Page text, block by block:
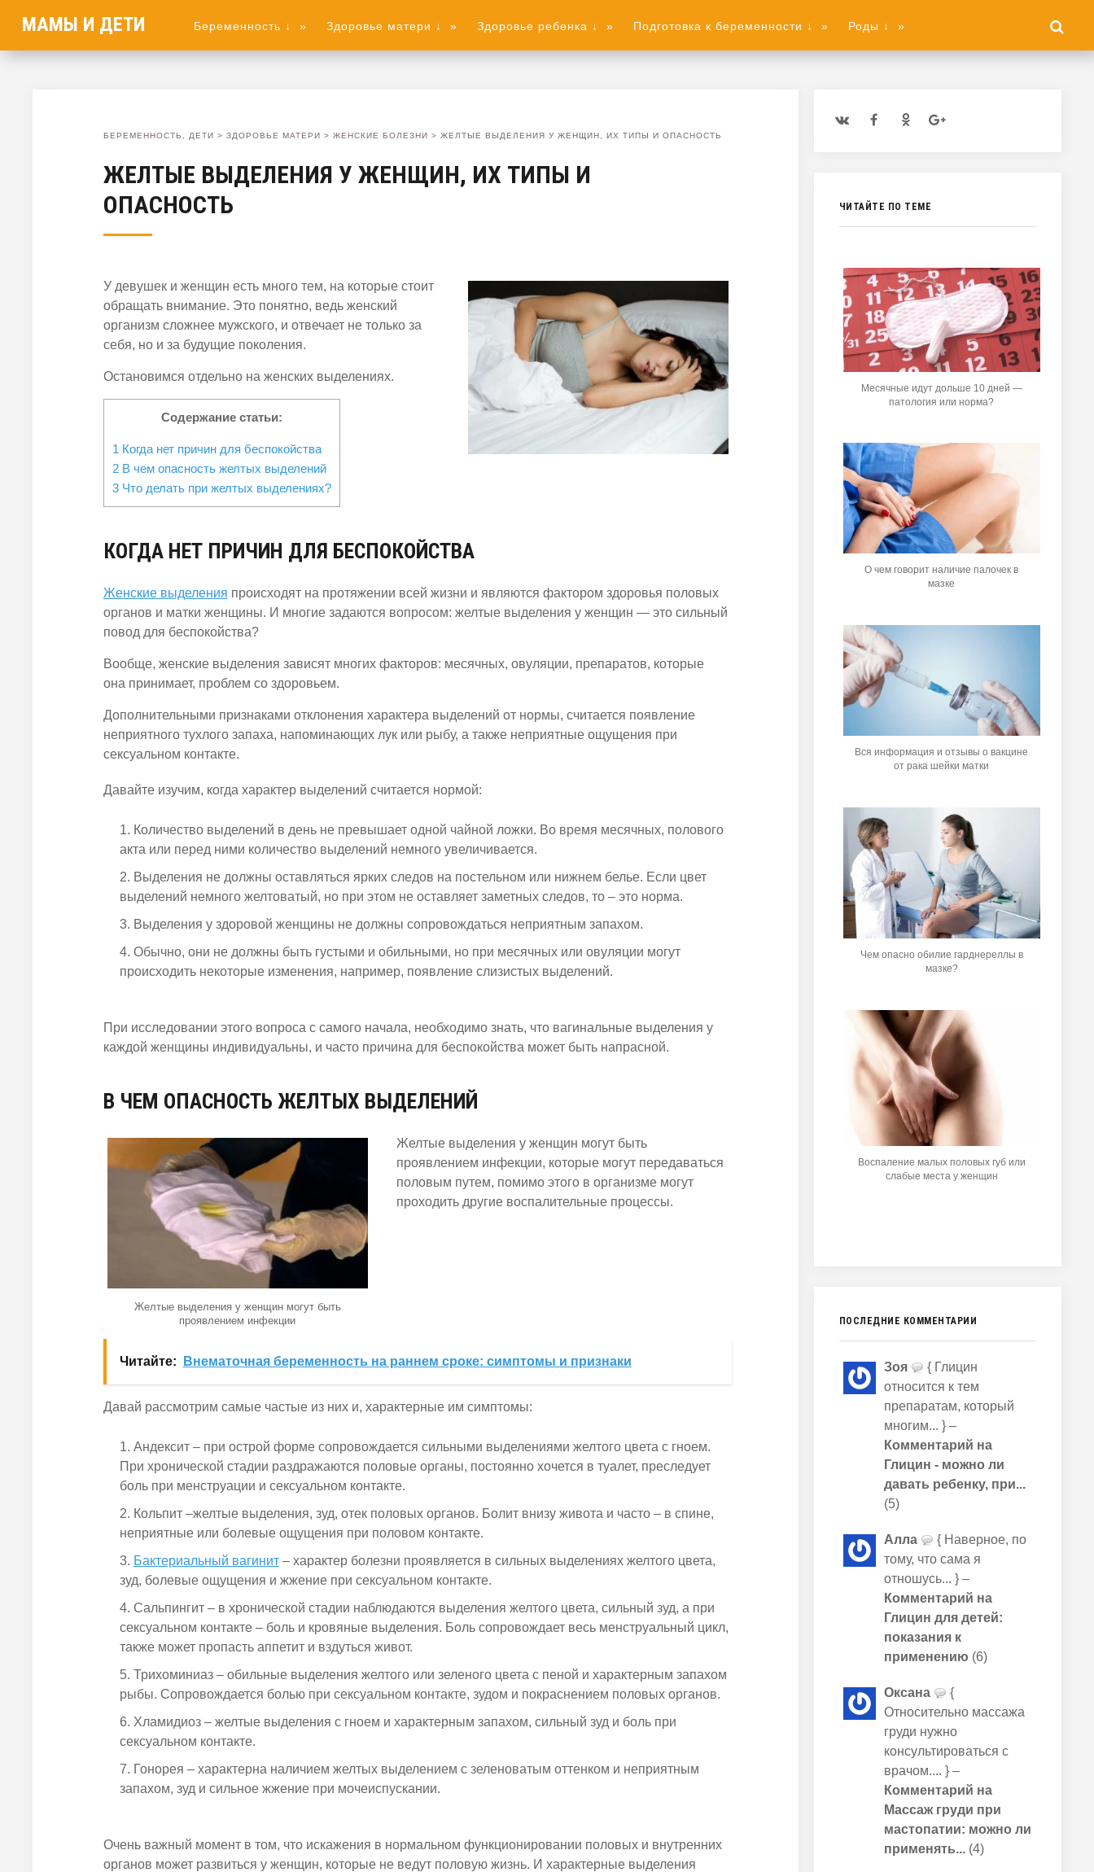
МАМЫ И ДЕТИ Беременность ↓ » Здоровье матери ↓ » Здоровье ребенка ↓ » Подготовка к беременности ↓ » Роды ↓ »
БЕРЕМЕННОСТЬ, ДЕТИ > ЗДОРОВЬЕ МАТЕРИ > ЖЕНСКИЕ БОЛЕЗНИ > ЖЕЛТЫЕ ВЫДЕЛЕНИЯ У ЖЕНЩИН, ИХ ТИПЫ И ОПАСНОСТЬ
ЖЕЛТЫЕ ВЫДЕЛЕНИЯ У ЖЕНЩИН, ИХ ТИПЫ И
ОПАСНОСТЬ
У девушек и женщин есть много тем, на которые стоит
обращать внимание. Это понятно, ведь женский
организм сложнее мужского, и отвечает не только за
себя, но и за будущие поколения.
Остановимся отдельно на женских выделениях.
Содержание статьи:
1 Когда нет причин для беспокойства
2В чем опасность желтых выделений
3Что делать при желтых выделениях?
КОГДА НЕТ ПРИЧИН ДЛЯ БЕСПОКОЙСТВА
Женские выделения происходят на протяжении всей жизни и являются фактором здоровья половых
органов и матки женщины. И многие задаются вопросом: желтые выделения у женщин — это сильный
повод для беспокойства?
Вообще, женские выделения зависят многих факторов: месячных, овуляции, препаратов, которые
она принимает, проблем со здоровьем.
Дополнительными признаками отклонения характера выделений от нормы, считается появление
неприятного тухлого запаха, напоминающих лук или рыбу, а также неприятные ощущения при
сексуальном контакте.
Давайте изучим, когда характер выделений считается нормой:
Количество выделений в день не превышает одной чайной ложки. Во время месячных, полового
акта или перед ними количество выделений немного увеличивается.
Выделения не должны оставляться ярких следов на постельном или нижнем белье. Если цвет
выделений немного желтоватый, но при этом не оставляет заметных следов, то – это норма.
Выделения у здоровой женщины не должны сопровождаться неприятным запахом.
Обычно, они не должны быть густыми и обильными, но при месячных или овуляции могут
происходить некоторые изменения, например, появление слизистых выделений.
При исследовании этого вопроса с самого начала, необходимо знать, что вагинальные выделения у
каждой женщины индивидуальны, и часто причина для беспокойства может быть напрасной.
В ЧЕМ ОПАСНОСТЬ ЖЕЛТЫХ ВЫДЕЛЕНИЙ
Желтые выделения у женщин могут быть
проявлением инфекции
Желтые выделения у женщин могут быть
проявлением инфекции, которые могут передаваться
половым путем, помимо этого в организме могут
проходить другие воспалительные процессы.
Читайте: Внематочная беременность на раннем сроке: симптомы и признаки
Давай рассмотрим самые частые из них и, характерные им симптомы:
Андексит – при острой форме сопровождается сильными выделениями желтого цвета с гноем.
При хронической стадии раздражаются половые органы, постоянно хочется в туалет, преследует
боль при менструации и сексуальном контакте.
Кольпит –желтые выделения, зуд, отек половых органов. Болит внизу живота и часто – в спине,
неприятные или болевые ощущения при половом контакте.
Бактериальный вагинит– характер болезни проявляется в сильных выделениях желтого цвета,
зуд, болевые ощущения и жжение при сексуальном контакте.
Сальпингит – в хронической стадии наблюдаются выделения желтого цвета, сильный зуд, а при
сексуальном контакте – боль и кровяные выделения. Боль сопровождает весь менструальный цикл,
также может пропасть аппетит и вздуться живот.
Трихоминиаз – обильные выделения желтого или зеленого цвета с пеной и характерным запахом
рыбы. Сопровождается болью при сексуальном контакте, зудом и покраснением половых органов.
Хламидиоз – желтые выделения с гноем и характерным запахом, сильный зуд и боль при
сексуальном контакте.
Гонорея – характерна наличием желтых выделением с зеленоватым оттенком и неприятным
запахом, зуд и сильное жжение при мочеиспускании.
Очень важный момент в том, что искажения в нормальном функционировании половых и внутренних
органов может развиться у женщин, которые не ведут половую жизнь. И характерные выделения
ЧИТАЙТЕ ПО ТЕМЕ
Месячные идут дольше 10 дней —
патология или норма?
О чем говорит наличие палочек в
мазке
Вся информация и отзывы о вакцине
от рака шейки матки
Чем опасно обилие гарднереллы в
мазке?
Воспаление малых половых губ или
слабые места у женщин
ПОСЛЕДНИЕ КОММЕНТАРИИ
Зоя
{ Глицин
относится к тем
препаратам, который
многим... } –
Комментарий на
Глицин - можно ли
давать ребенку, при...
(5)
Алла
{ Наверное, по
тому, что сама я
отношусь... } –
Комментарий на
Глицин для детей:
показания к
применению (6)
Оксана
{
Относительно массажа
груди нужно
консультироваться с
врачом.... } –
Комментарий на
Массаж груди при
мастопатии: можно ли
применять...(4)